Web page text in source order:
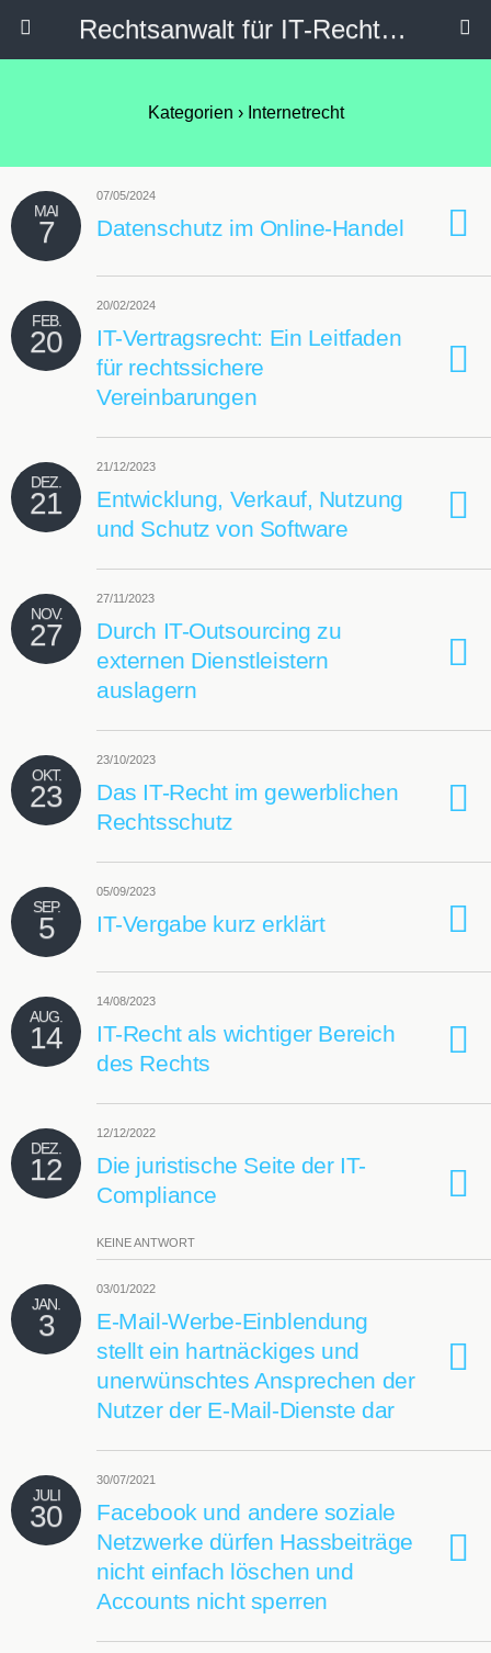
Rechtsanwalt für IT-Recht, Internetrecht, Datenschutz & Social Media
Kategorien ›Internetrecht
MAI
7
07/05/2024
Datenschutz im Online-Handel
FEB.
20
20/02/2024
IT-Vertragsrecht: Ein Leitfaden
für rechtssichere
Vereinbarungen
DEZ.
21
21/12/2023
Entwicklung, Verkauf, Nutzung
und Schutz von Software
NOV.
27
27/11/2023
Durch IT-Outsourcing zu
externen Dienstleistern
auslagern
OKT.
23
23/10/2023
Das IT-Recht im gewerblichen
Rechtsschutz
SEP.
5
05/09/2023
IT-Vergabe kurz erklärt
AUG.
14
14/08/2023
IT-Recht als wichtiger Bereich
des Rechts
DEZ.
12
12/12/2022
Die juristische Seite der IT-
Compliance
KEINE ANTWORT
JAN.
3
03/01/2022
E-Mail-Werbe-Einblendung
stellt ein hartnäckiges und
unerwünschtes Ansprechen der
Nutzer der E-Mail-Dienste dar
JULI
30
30/07/2021
Facebook und andere soziale
Netzwerke dürfen Hassbeiträge
nicht einfach löschen und
Accounts nicht sperren